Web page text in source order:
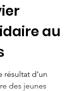
au
d’un
des jeunes